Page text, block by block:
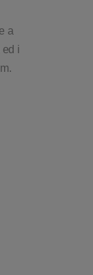
a
ed i